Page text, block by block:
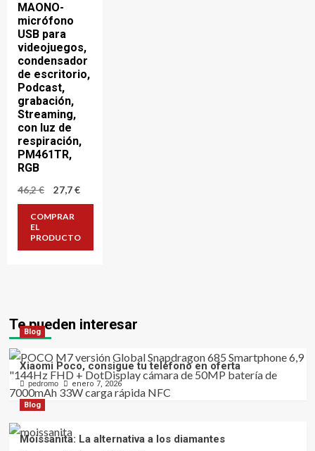
MAONO-
micrófono
USB para
videojuegos,
condensador
de escritorio,
Podcast,
grabación,
Streaming,
con luz de
respiración,
PM461TR,
RGB
46,2€
El
original
46,2 €.
27,7€El
27,7 €.
COMPRAR
EL
PRODUCTO
Te pueden interesar
Blog
Xiaomi Poco, consigue tu teléfono en oferta
pedromo enero 7, 2026
Blog
Moissanita: La alternativa a los diamantes